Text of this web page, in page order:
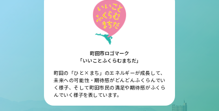
町田市ロゴマーク
「いいことふくらむまちだ」
町田の「ひと×まち」のエネルギーが成長して、
未来への可能性・期待感がどんどんふくらんでい
く様子、そして町田市民の満足や期待感がふくら
んでいく様子を表しています。